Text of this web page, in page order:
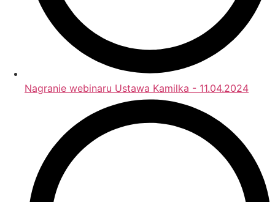
Nagranie webinaru Ustawa Kamilka - 11.04.2024